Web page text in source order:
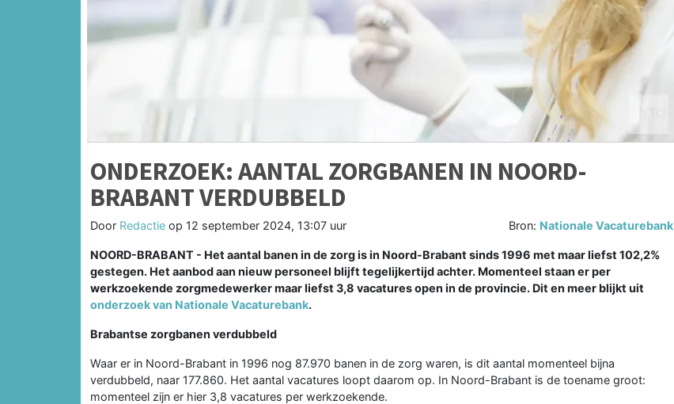
ONDERZOEK: AANTAL ZORGBANEN IN NOORD-
BRABANT VERDUBBELD
Door Redactie op 12 september 2024, 13:07 uur Bron: Nationale Vacaturebank
NOORD-BRABANT - Het aantal banen in de zorg is in Noord-Brabant sinds 1996 met maar liefst 102,2%
gestegen. Het aanbod aan nieuw personeel blijft tegelijkertijd achter. Momenteel staan er per
werkzoekende zorgmedewerker maar liefst 3,8 vacatures open in de provincie. Dit en meer blijkt uit
onderzoek van Nationale Vacaturebank.
Brabantse zorgbanen verdubbeld
Waar er in Noord-Brabant in 1996 nog 87.970 banen in de zorg waren, is dit aantal momenteel bijna
verdubbeld, naar 177.860. Het aantal vacatures loopt daarom op. In Noord-Brabant is de toename groot:
momenteel zijn er hier 3,8 vacatures per werkzoekende.